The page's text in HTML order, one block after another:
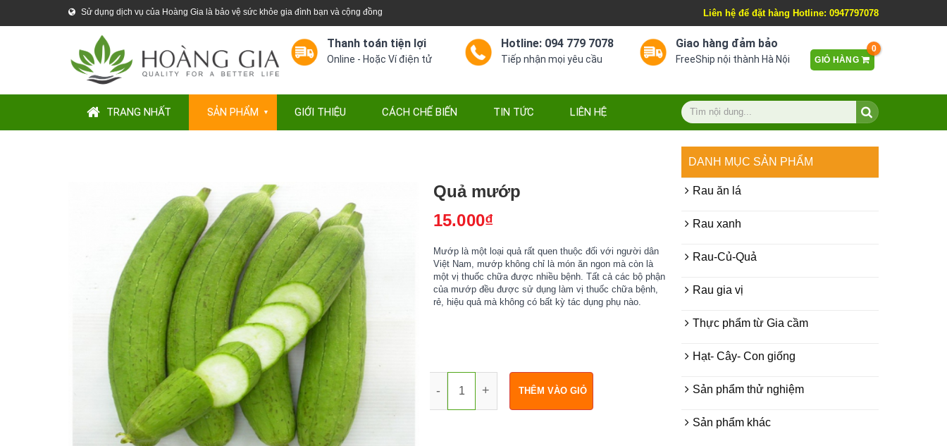
Sử dụng dịch vụ của Hoàng Gia là bảo vệ sức khỏe gia đình bạn và cộng đồng Liên hệ để đặt hàng Hotline: 0947797078
Thanh toán tiện lợi
Online - Hoặc Ví điện tử
Hotline: 094 779 7078
Tiếp nhận mọi yêu cầu
Giao hàng đảm bảo
FreeShip nội thành Hà Nội GIỎ HÀNG
0
TRANG NHẤT SẢN PHẨM ▼ GIỚI THIỆU CÁCH CHẾ BIẾN TIN TỨC LIÊN HỆ
Quả mướp
15.000₫
Mướp là một loại quả rất quen thuộc đối với người dân
Việt Nam, mướp không chỉ là món ăn ngon mà còn là
một vị thuốc chữa được nhiều bệnh. Tất cả các bộ phận
của mướp đều được sử dụng làm vị thuốc chữa bệnh,
rẻ, hiệu quả mà không có bất kỳ tác dụng phụ nào.
- + THÊM VÀO GIỎ
DANH MỤC SẢN PHẨM
Rau ăn lá
Rau xanh
Rau-Củ-Quả
Rau gia vị
Thực phẩm từ Gia cầm
Hạt- Cây- Con giống
Sản phẩm thử nghiệm
Sản phẩm khác